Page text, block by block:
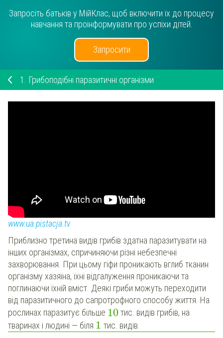
Запросіть батьків у МійКлас, щоб включити їх до процесу
навчання та проінформувати про успіхи дітей.
Запросити
1. Грибоподібні паразитичні організми
www.ua.pistacja.tv
Приблизно третина видів грибів здатна паразитувати на
інших організмах, спричиняючи різні небезпечні
захворювання. При цьому гіфи проникають вглиб тканин
організму хазяїна, їхні відгалуження проникаючи та
поглинаючи їхній вміст. Деякі гриби можуть переходити
від паразитичного до сапротрофного способу життя. На
рослинах паразитує більше 10 тис. видів грибів, на
тваринах і людині — біля 1 тис. видів.